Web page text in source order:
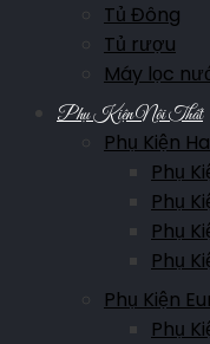
Tủ Đông
Tủ rượu
Máy lọc
Phụ Kiện Nội Thất
Phụ Kiện
Phụ
Phụ
Phụ
Phụ
Phụ Kiện
Phụ